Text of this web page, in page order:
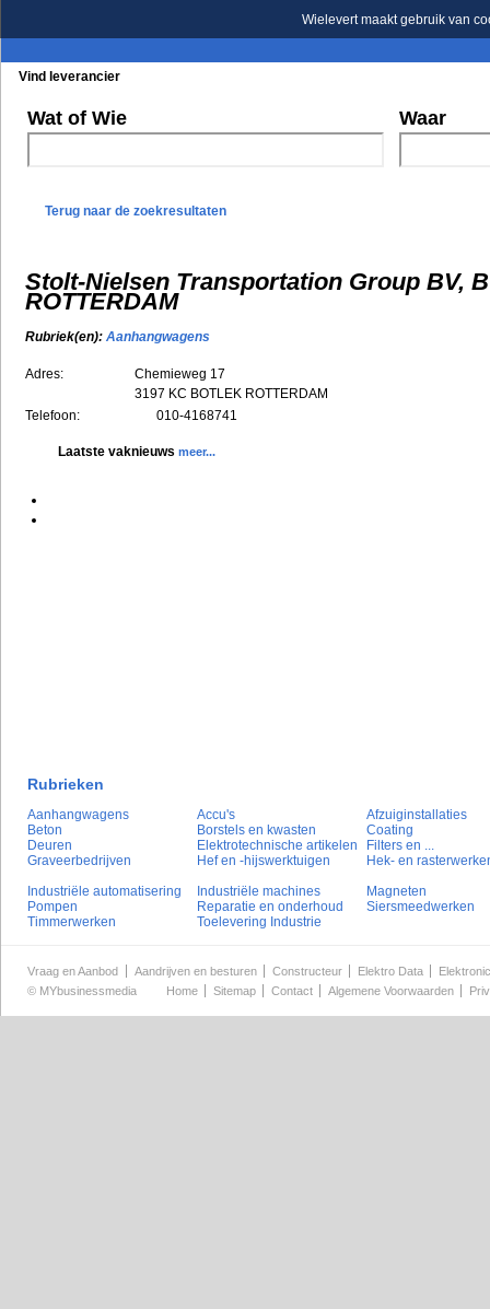
Wielevert maakt gebruik van
Vind leverancier
Wat of Wie Waar
Terug naar de zoekresultaten
Stolt-Nielsen Transportation Group BV,
ROTTERDAM
Rubriek(en): Aanhangwagens
Adres:
Chemieweg 17
3197 KC BOTLEK ROTTERDAM
Telefoon:
010-4168741
Laatste vaknieuws meer...
Rubrieken
Aanhangwagens Accu's
Afzuiginstallaties
Beton
Borstels en kwasten
Coating
Deuren
Elektrotechnische artikelen
Filters en ...
Graveerbedrijven
Hef en -hijswerktuigen
Hek- en
Industriële automatisering
Industriële machines
Magneten
Pompen
Reparatie en onderhoud
Siersmeedwerken
Timmerwerken
Toelevering Industrie
Vraag en Aanbod Aandrijven en besturen Constructeur Elektro Data
© MYbusinessmedia Home Sitemap Contact Algemene Voorwaarden